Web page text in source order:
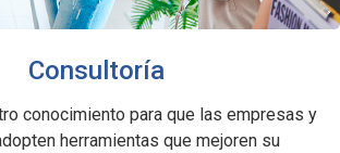
Consultoría
conocimiento para que las empresas y
herramientas que mejoren su